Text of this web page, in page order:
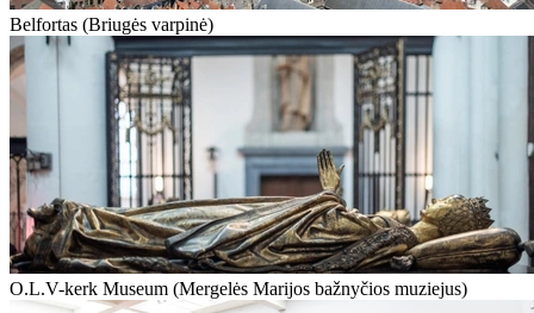
Belfortas (Briugės varpinė)
O.L.V-kerk Museum (Mergelės Marijos bažnyčios muziejus)